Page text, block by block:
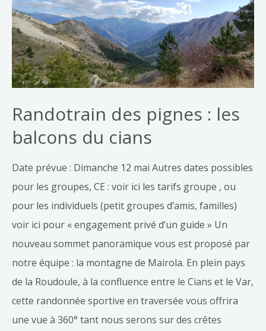
Randotrain des pignes : les
balcons du cians
Date prévue : Dimanche 12 mai Autres dates possibles
pour les groupes, CE : voir ici les tarifs groupe , ou
pour les individuels (petit groupes d’amis, familles)
voir ici pour « engagement privé d’un guide » Un
nouveau sommet panoramique vous est proposé par
notre équipe : la montagne de Mairola. En plein pays
de la Roudoule, à la confluence entre le Cians et le Var,
cette randonnée sportive en traversée vous offrira
une vue à 360° tant nous serons sur des crêtes